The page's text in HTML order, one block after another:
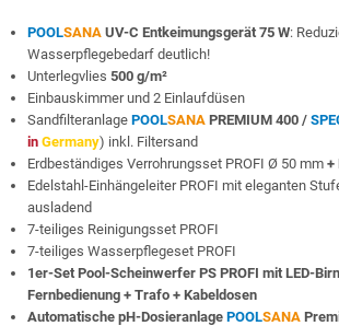
POOLSANA UV-C Entkeimungsgerät 75 W:
Wasserpflegebedarf deutlich!
Unterlegvlies 500 g/m²
Einbauskimmer und 2 Einlaufdüsen
Sandfilteranlage POOLSANA PREMIUM 400 /
in Germany) inkl. Filtersand
Erdbeständiges Verrohrungsset PROFI Ø 50 mm +
Edelstahl-Einhängeleiter PROFI mit eleganten
ausladend
7-teiliges Reinigungsset PROFI
7-teiliges Wasserpflegeset PROFI
1er-Set Pool-Scheinwerfer PS PROFI mit LED-
Fernbedienung + Trafo + Kabeldosen
Automatische pH-Dosieranlage POOLSANA